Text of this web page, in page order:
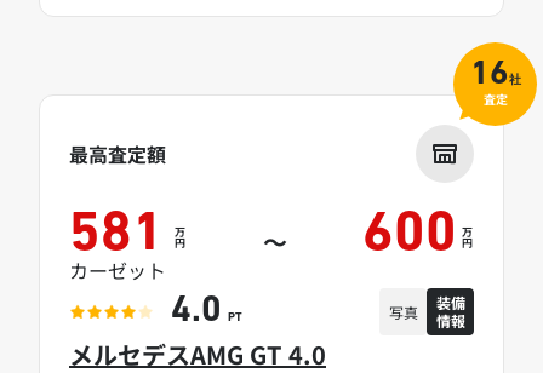
メルセデスAMG GT 4.0
最高査定額
581 万
円 ～ 600 万
円
カーゼット
4.0 PT 写真
装備
情報
16社
査定